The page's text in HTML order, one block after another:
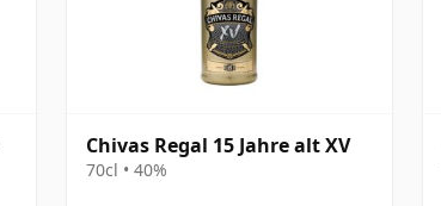
Chivas Regal 15 Jahre alt XV
70cl • 40%